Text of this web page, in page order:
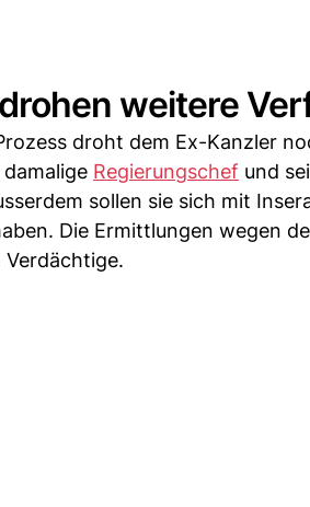
weitere
droht dem Ex-Kanzler
Regierungschef und
sollen sie sich mit
Die Ermittlungen wegen